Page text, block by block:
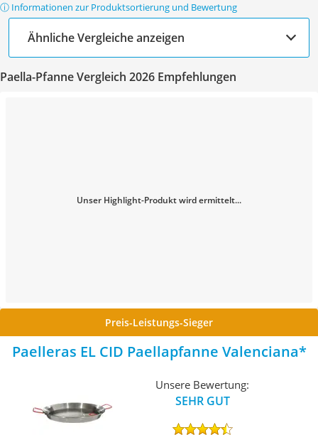
ⓘ Informationen zur Produktsortierung und Bewertung
Ähnliche Vergleiche anzeigen
Paella-Pfanne Vergleich 2026 Empfehlungen
Unser Highlight-Produkt wird ermittelt...
Preis-Leistungs-Sieger
Paelleras EL CID Paellapfanne Valenciana
Unsere Bewertung:
SEHR GUT